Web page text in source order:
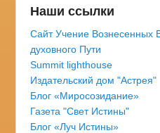
Наши ссылки
Сайт Учение Вознесенных
духовного Пути
Summit lighthouse
Издательский дом "Астрея"
Блог «Миросозидание»
Газета "Свет Истины"
Блог «Луч Истины»